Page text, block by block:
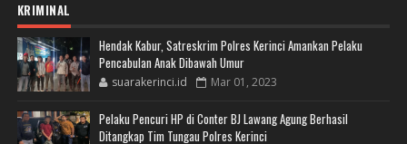
KRIMINAL
Hendak Kabur, Satreskrim Polres Kerinci Amankan Pelaku
Pencabulan Anak Dibawah Umur
suarakerinci.id Mar 01, 2023
Pelaku Pencuri HP di Conter BJ Lawang Agung Berhasil
Ditangkap Tim Tungau Polres Kerinci